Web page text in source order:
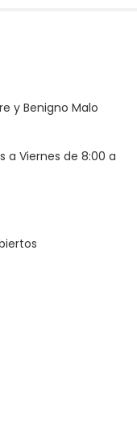
y Benigno Malo
a Viernes de 8:00 a